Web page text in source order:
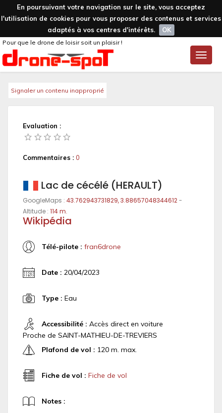
En poursuivant votre navigation sur le site, vous acceptez
l'utilisation de cookies pour vous proposer des contenus et services
adaptés à vos centres d'intérêts.
OK
Toggle
Pour que le drone de loisir soit un plaisir !
Signaler un contenu inapproprié
Evaluation :
Commentaires : 0
Lac de cécélé (HERAULT)
GoogleMaps : 43.762943731829, 3.88657048344612-
Altitude : 114 m.
Wikipédia
Télé-pilote : fran6drone
Date : 20/04/2023
Type : Eau
Accessibilité : Accès direct en voiture
Proche de SAINT-MATHIEU-DE-TREVIERS
Plafond de vol : 120 m. max.
Fiche de vol : Fiche de vol
Notes :